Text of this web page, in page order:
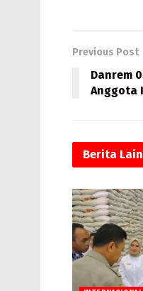
o
o
k
d
o
n
Previous Post
Danrem
Anggota
Berita